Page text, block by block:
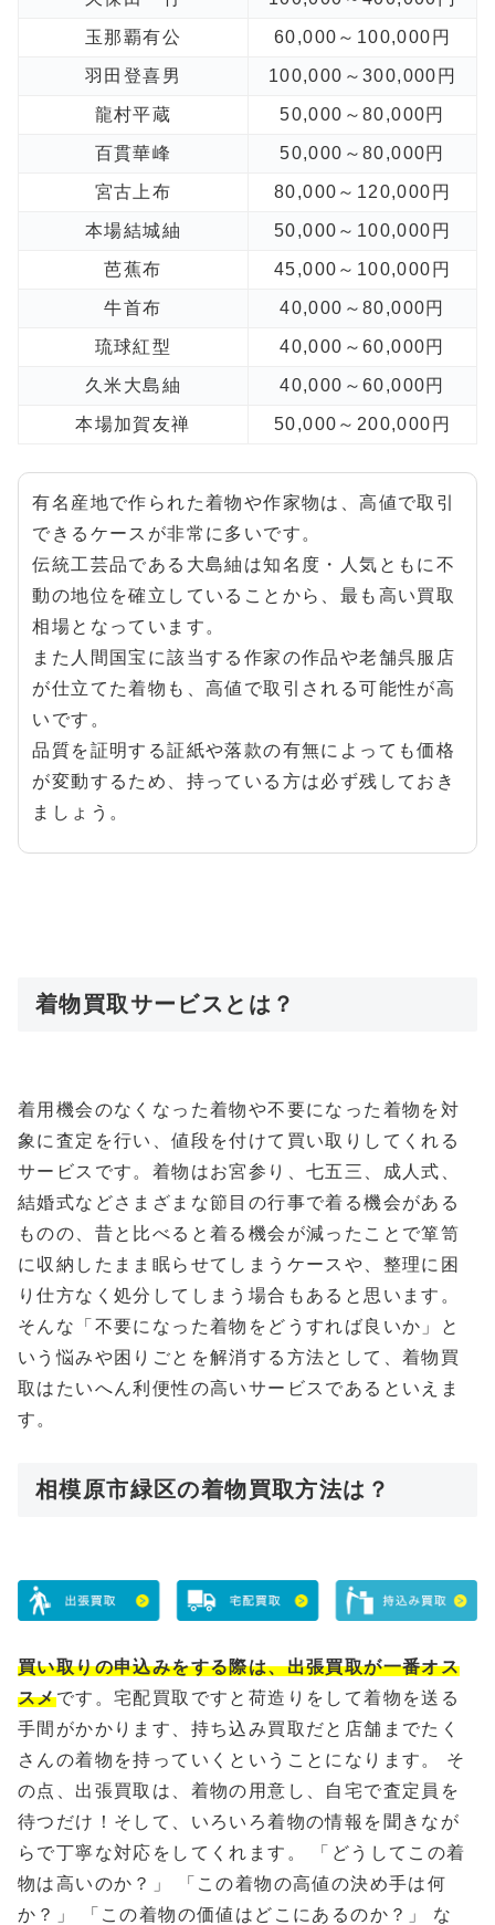
玉那覇有公 60,000～100,000円
羽田登喜男 100,000～300,000円
龍村平蔵 50,000～80,000円
百貫華峰 50,000～80,000円
宮古上布 80,000～120,000円
本場結城紬 50,000～100,000円
芭蕉布 45,000～100,000円
牛首布 40,000～80,000円
琉球紅型 40,000～60,000円
久米大島紬 40,000～60,000円
本場加賀友禅 50,000～200,000円
有名産地で作られた着物や作家物は、高値で取引
できるケースが非常に多いです。
伝統工芸品である大島紬は知名度・人気ともに不
動の地位を確立していることから、最も高い買取
相場となっています。
また人間国宝に該当する作家の作品や老舗呉服店
が仕立てた着物も、高値で取引される可能性が高
いです。
品質を証明する証紙や落款の有無によっても価格
が変動するため、持っている方は必ず残しておき
ましょう。
着物買取サービスとは？
着用機会のなくなった着物や不要になった着物を対
象に査定を行い、値段を付けて買い取りしてくれる
サービスです。着物はお宮参り、七五三、成人式、
結婚式などさまざまな節目の行事で着る機会がある
ものの、昔と比べると着る機会が減ったことで箪笥
に収納したまま眠らせてしまうケースや、整理に困
り仕方なく処分してしまう場合もあると思います。
そんな「不要になった着物をどうすれば良いか」と
いう悩みや困りごとを解消する方法として、着物買
取はたいへん利便性の高いサービスであるといえま
す。
相模原市緑区の着物買取方法は？
買い取りの申込みをする際は、出張買取が一番オス
スメです。宅配買取ですと荷造りをして着物を送る
手間がかかります、持ち込み買取だと店舗までたく
さんの着物を持っていくということになります。 そ
の点、出張買取は、着物の用意し、自宅で査定員を
待つだけ！そして、いろいろ着物の情報を聞きなが
らで丁寧な対応をしてくれます。 「どうしてこの着
物は高いのか？」 「この着物の高値の決め手は何
か？」 「この着物の価値はどこにあるのか？」 な